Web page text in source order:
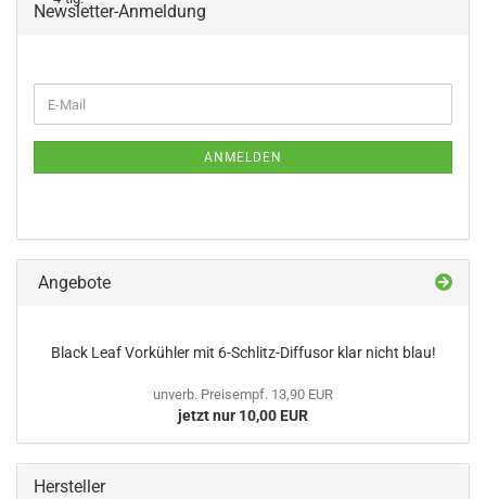
Newsletter-Anmeldung
ZUR
E-
Mail
ANMELDEN
Angebote
Black Leaf Vorkühler mit 6-Schlitz-Diffusor klar nicht blau!
unverb. Preisempf. 13,90 EUR
jetzt nur 10,00 EUR
Hersteller